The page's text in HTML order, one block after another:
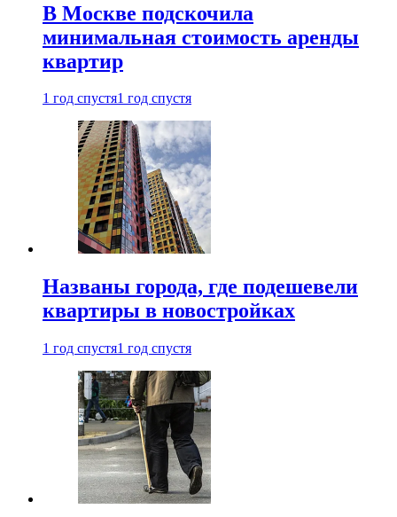
В Москве подскочила
минимальная стоимость аренды
квартир
1 год спустя1 год спустя
Названы города, где подешевели
квартиры в новостройках
1 год спустя1 год спустя